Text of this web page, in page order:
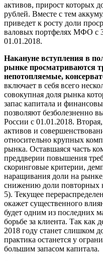
активов, прирост которых
рублей. Вместе с тем
приведет к росту доли
валовых портфелях МФО с
01.01.2018.
Накануне вступления в
рынке просматриваются
непотопляемые,
включает в себя всего
совокупная доля рынка
запас капитала и
позволяют безболезненно
России с 01.01.2018.
активов и
относительно крупных
рынка. Оставшаяся часть
преддверии повышения
скоринговые критерии,
наращивания доли на
снижению доли повторных
5). Текущее
окажет существенного
будет одним из последних
борьбе за клиента. Так как
2018 году станет слишком
практика останется у
большим запасом капитала.